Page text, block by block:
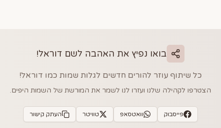
בואו נפיץ את האהבה לשם דוראל!
כל שיתוף עוזר להורים חדשים לגלות שמות כמו דוראל!
הצטרפו לקהילה שלנו ועזרו לנו לשמר את המורשת של השמות היפים.
פייסבוק וואטסאפ טוויטר העתק קישור